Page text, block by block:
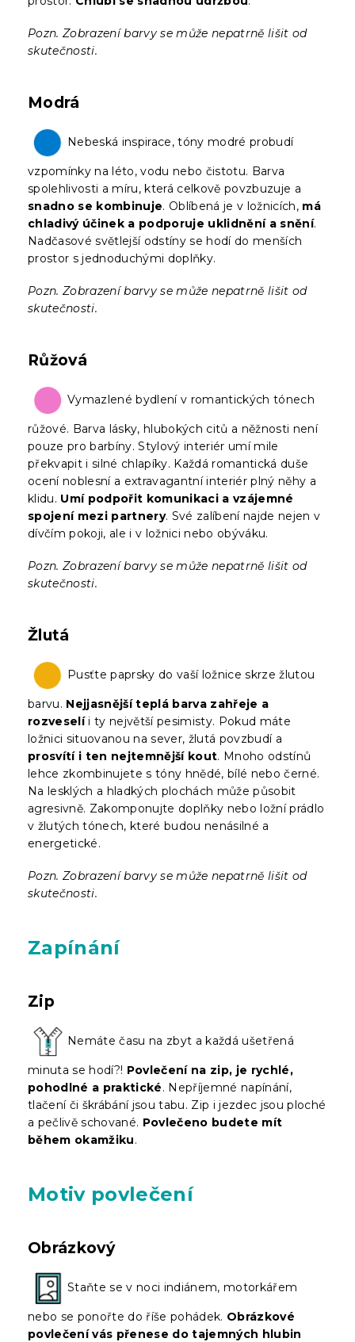
Pozn. Zobrazení barvy se může nepatrně lišit od
skutečnosti.
Modrá
Nebeská inspirace, tóny modré probudí
vzpomínky na léto, vodu nebo čistotu. Barva
spolehlivosti a míru, která celkově povzbuzuje a
snadno se kombinuje. Oblíbená je v ložnicích, má
chladivý účinek a podporuje uklidnění a snění.
Nadčasové světlejší odstíny se hodí do menších
prostor s jednoduchými doplňky.
Pozn. Zobrazení barvy se může nepatrně lišit od
skutečnosti.
Růžová
Vymazlené bydlení v romantických tónech
růžové. Barva lásky, hlubokých citů a něžnosti není
pouze pro barbíny. Stylový interiér umí mile
překvapit i silné chlapíky. Každá romantická duše
ocení noblesní a extravagantní interiér plný něhy a
klidu. Umí podpořit komunikaci a vzájemné
spojení mezi partnery. Své zalíbení najde nejen v
dívčím pokoji, ale i v ložnici nebo obýváku.
Pozn. Zobrazení barvy se může nepatrně lišit od
skutečnosti.
Žlutá
Pusťte paprsky do vaší ložnice skrze žlutou
barvu. Nejjasnější teplá barva zahřeje a
rozveselíi ty největší pesimisty. Pokud máte
ložnici situovanou na sever, žlutá povzbudí a
prosvítí i ten nejtemnější kout. Mnoho odstínů
lehce zkombinujete s tóny hnědé, bílé nebo černé.
Na lesklých a hladkých plochách může působit
agresivně. Zakomponujte doplňky nebo ložní prádlo
v žlutých tónech, které budou nenásilné a
energetické.
Pozn. Zobrazení barvy se může nepatrně lišit od
skutečnosti.
Zapínání
Zip
Nemáte času na zbyt a každá ušetřená
minuta se hodí?! Povlečení na zip, je rychlé,
pohodlné a praktické. Nepříjemné napínání,
tlačení či škrábání jsou tabu. Zip i jezdec jsou ploché
a pečlivě schované. Povlečeno budete mít
během okamžiku.
Motiv povlečení
Obrázkový
Staňte se v noci indiánem, motorkářem
nebo se ponořte do říše pohádek. Obrázkové
povlečení vás přenese do tajemných hlubin